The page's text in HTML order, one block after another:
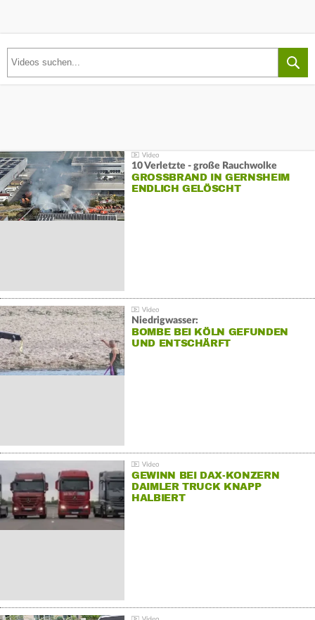
10 Verletzte - große Rauchwolke
GROSSBRAND IN GERNSHEIM E
NDLICH GELÖSCHT
Niedrigwasser:
BOMBE BEI KÖLN GEFUNDEN
UND ENTSCHÄRFT
GEWINN BEI DAX-KONZERN
DAIMLER TRUCK KNAPP
HALBIERT